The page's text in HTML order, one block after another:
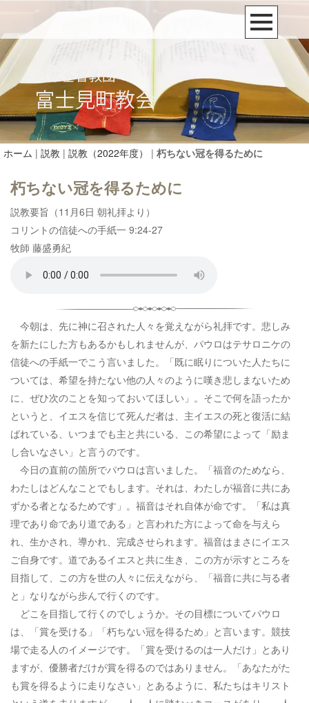
ホーム | 説教 | 説教（2022年度） | 朽ちない冠を得るために
朽ちない冠を得るために
説教要旨（11月6日 朝礼拝より）
コリントの信徒への手紙一 9:24-27
牧師 藤盛勇紀
今朝は、先に神に召された人々を覚えながら礼拝です。悲しみ
を新たにした方もあるかもしれませんが、パウロはテサロニケの
信徒への手紙一でこう言いました。「既に眠りについた人たちに
ついては、希望を持たない他の人々のように嘆き悲しまないため
に、ぜひ次のことを知っておいてほしい」。そこで何を語ったか
というと、イエスを信じて死んだ者は、主イエスの死と復活に結
ばれている、いつまでも主と共にいる、この希望によって「励ま
し合いなさい」と言うのです。
今日の直前の箇所でパウロは言いました。「福音のためなら、
わたしはどんなことでもします。それは、わたしが福音に共にあ
ずかる者となるためです」。福音はそれ自体が命です。「私は真
理であり命であり道である」と言われた方によって命を与えら
れ、生かされ、導かれ、完成させられます。福音はまさにイエス
ご自身です。道であるイエスと共に生き、この方が示すところを
目指して、この方を世の人々に伝えながら、「福音に共に与る者
と」なりながら歩んで行くのです。
どこを目指して行くのでしょうか。その目標についてパウロ
は、「賞を受ける」「朽ちない冠を得るため」と言います。競技
場で走る人のイメージです。「賞を受けるのは一人だけ」とあり
ますが、優勝者だけが賞を得るのではありません。「あなたがた
も賞を得るように走りなさい」とあるように、私たちはキリスト